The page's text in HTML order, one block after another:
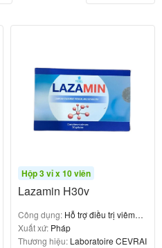
Hộp 3 vỉ x 10 viên
Lazamin H30v
Công dụng: Hỗ trợ điều trị viêm
gan, xơ gan
Xuất xứ: Pháp
Thương hiệu: Laboratoire CEVRAI